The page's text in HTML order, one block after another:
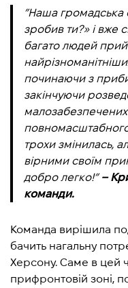
”Наша громадська
зробив ти?» і вже
багато людей
починаючи з
закінчуючи
трохи змінилась,
вірними своїм
добро легко!”–
команди.
Команда вирішила
бачить нагальну
Херсону. Саме в цей
прифронтовій зоні,